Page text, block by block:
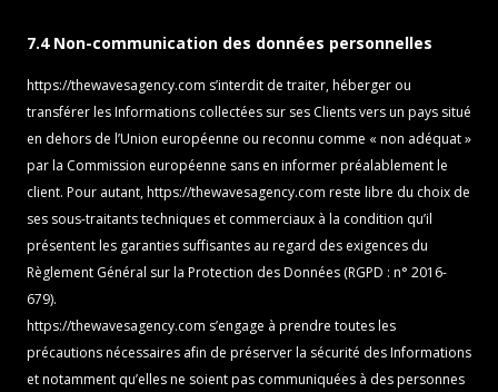
7.4 Non-communication des données personnelles
https://thewavesagency.com s’interdit de traiter, héberger ou
transférer les Informations collectées sur ses Clients vers un pays situé
en dehors de l’Union européenne ou reconnu comme « non adéquat »
par la Commission européenne sans en informer préalablement le
client. Pour autant,https://thewavesagency.com reste libre du choix de
ses sous-traitants techniques et commerciaux à la condition qu’il
présentent les garanties suffisantes au regard des exigences du
Règlement Général sur la Protection des Données (RGPD : n° 2016-
679).
https://thewavesagency.com s’engage à prendre toutes les
précautions nécessaires afin de préserver la sécurité des Informations
et notamment qu’elles ne soient pas communiquées à des personnes